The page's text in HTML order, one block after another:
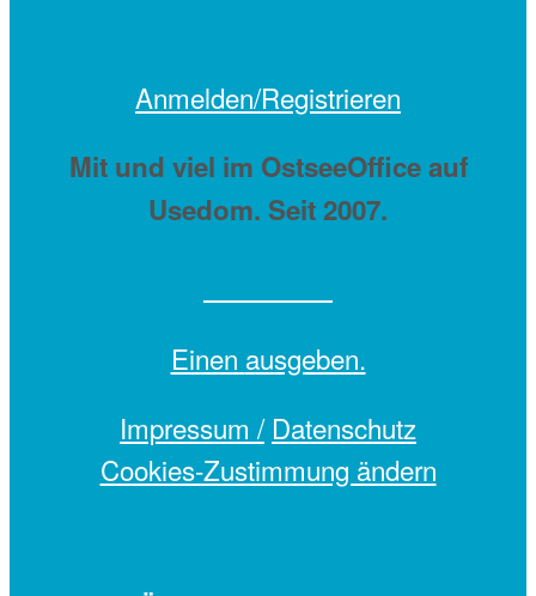
Anmelden/Registrieren
Mit und viel im OstseeOffice auf
Usedom. Seit 2007.
Einen ausgeben.
Impressum / Datenschutz
Cookies-Zustimmung ändern